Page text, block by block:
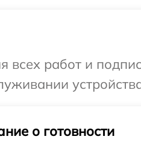
всех работ и
о готовности